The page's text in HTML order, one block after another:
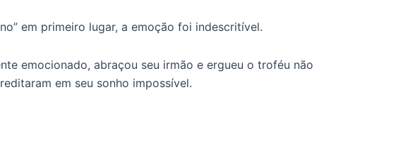
em primeiro lugar, a emoção foi indescritível.
emocionado, abraçou seu irmão e ergueu o troféu não
em seu sonho impossível.